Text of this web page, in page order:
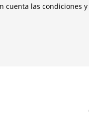
cuenta las condiciones y